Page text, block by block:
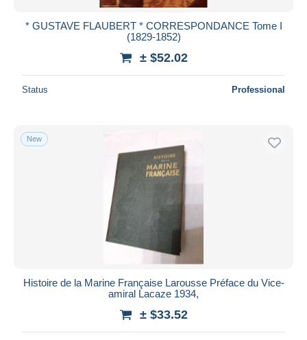
* GUSTAVE FLAUBERT * CORRESPONDANCE Tome I
(1829-1852)
± $52.02
Status Professional
New
Histoire de la Marine Française Larousse Préface du Vice-
amiral Lacaze 1934,
± $33.52